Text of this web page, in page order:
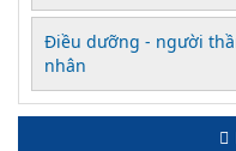
Điều dưỡng - người
nhân